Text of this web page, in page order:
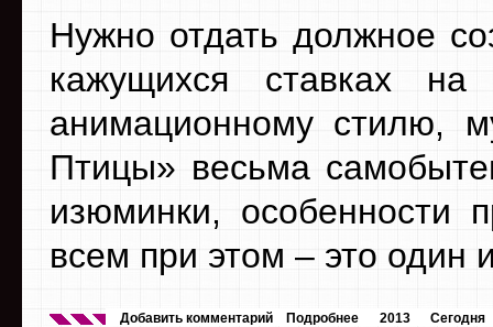
Нужно отдать должное
кажущихся ставках
анимационному стилю,
Птицы» весьма
изюминки, особенности
всем при этом – это один
2013 Сегодня
Добавить комментарий Подробнее